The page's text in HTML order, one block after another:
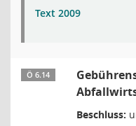
Text 2009
Ö 6.14
Beschluss: